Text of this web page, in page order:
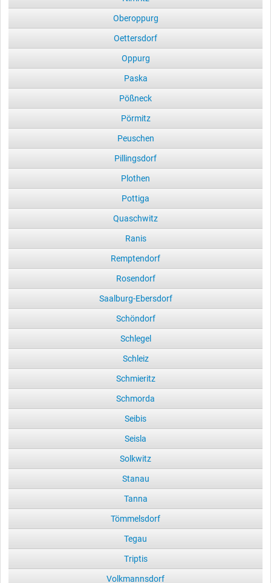
Oberoppurg
Oettersdorf
Oppurg
Paska
Pößneck
Pörmitz
Peuschen
Pillingsdorf
Plothen
Pottiga
Quaschwitz
Ranis
Remptendorf
Rosendorf
Saalburg-Ebersdorf
Schöndorf
Schlegel
Schleiz
Schmieritz
Schmorda
Seibis
Seisla
Solkwitz
Stanau
Tanna
Tömmelsdorf
Tegau
Triptis
Volkmannsdorf